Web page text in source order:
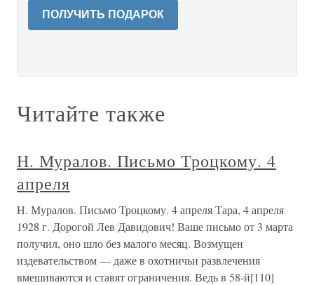
ПОЛУЧИТЬ ПОДАРОК
Читайте также
Н. Муралов. Письмо Троцкому. 4
апреля
Н. Муралов. Письмо Троцкому. 4 апреля Тара, 4 апреля
1928 г. Дорогой Лев Давидович! Ваше письмо от 3 марта
получил, оно шло без малого месяц. Возмущен
издевательством — даже в охотничьи развлечения
вмешиваются и ставят ограничения. Ведь в 58-й[110]